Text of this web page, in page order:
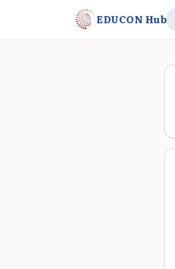
EDUCON Hub